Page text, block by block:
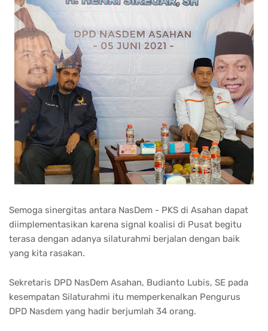
Semoga sinergitas antara NasDem - PKS di Asahan dapat
diimplementasikan karena signal koalisi di Pusat begitu
terasa dengan adanya silaturahmi berjalan dengan baik
yang kita rasakan.
Sekretaris DPD NasDem Asahan, Budianto Lubis, SE pada
kesempatan Silaturahmi itu memperkenalkan Pengurus
DPD Nasdem yang hadir berjumlah 34 orang.